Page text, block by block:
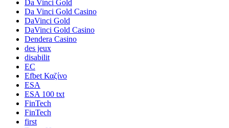
Da Vinci Gold
Da Vinci Gold Casino
DaVinci Gold
DaVinci Gold Casino
Dendera Casino
des jeux
disabilit
EC
Efbet Καζίνο
ESA
ESA 100 txt
FinTech
FinTech
first